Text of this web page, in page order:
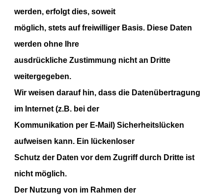
werden, erfolgt dies, soweit
möglich, stets auf freiwilliger Basis. Diese Daten
werden ohne Ihre
ausdrückliche Zustimmung nicht an Dritte
weitergegeben.
Wir weisen darauf hin, dass die Datenübertragung
im Internet (z.B. bei der
Kommunikation per E-Mail) Sicherheitslücken
aufweisen kann. Ein lückenloser
Schutz der Daten vor dem Zugriff durch Dritte ist
nicht möglich.
Der Nutzung von im Rahmen der